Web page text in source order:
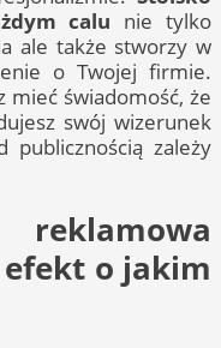
calu nie tylko
ale także stworzy w
o Twojej firmie.
mieć świadomość, że
swój wizerunek
publicznością zależy
efekt o jakim